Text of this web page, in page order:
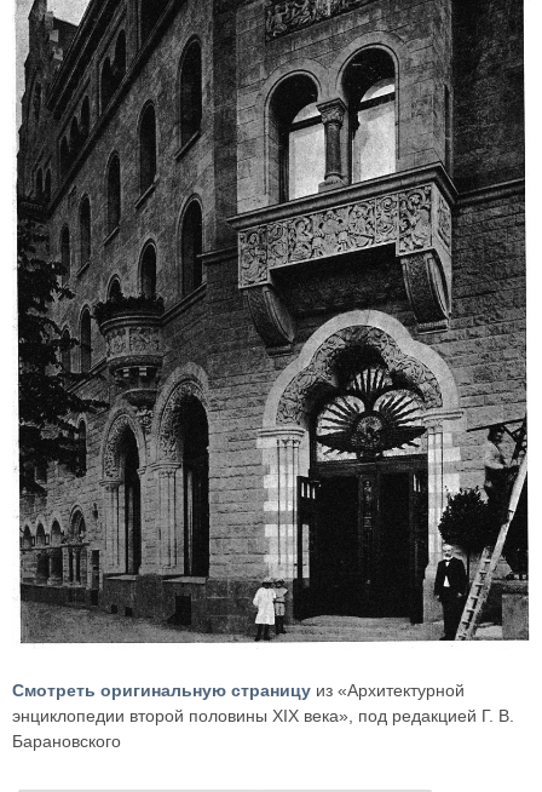
Смотреть оригинальную страницу из «Архитектурной
энциклопедии второй половины XIX века», под редакцией Г. В.
Барановского